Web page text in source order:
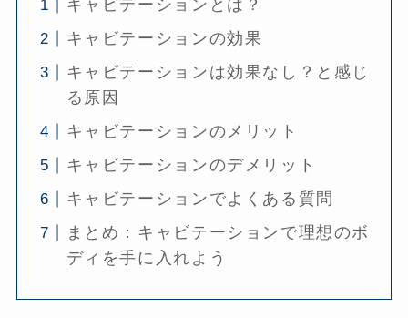
キャビテーションとは？
キャビテーションの効果
キャビテーションは効果なし？と感じ
る原因
キャビテーションのメリット
キャビテーションのデメリット
キャビテーションでよくある質問
まとめ：キャビテーションで理想のボ
ディを手に入れよう